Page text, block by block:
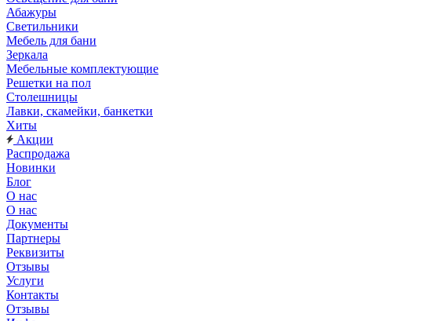
Абажуры
Светильники
Мебель для бани
Зеркала
Мебельные комплектующие
Решетки на пол
Столешницы
Лавки, скамейки, банкетки
Хиты
Акции
Распродажа
Новинки
Блог
О нас
О нас
Документы
Партнеры
Реквизиты
Отзывы
Услуги
Контакты
Отзывы